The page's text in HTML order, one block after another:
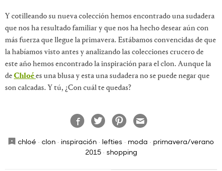
Y cotilleando su nueva colección hemos encontrado una sudadera
que nos ha resultado familiar y que nos ha hecho desear aún con
más fuerza que llegue la primavera. Estábamos convencidas de que
la habíamos visto antes y analizando las colecciones crucero de
este año hemos encontrado la inspiración para el clon. Aunque la
deChloées una blusa y esta una sudadera no se puede negar que
son calcadas. Y tú, ¿Con cuál te quedas?
chloé · clon · inspiración · lefties · moda · primavera/verano
2015· shopping